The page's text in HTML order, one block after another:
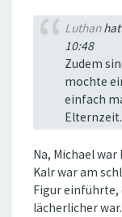
Luthanhat
10:48
Zudem
mochte
einfach
Elternzeit.
Na, Michael
Kalr war am
Figur einführte,
lächerlicher war.